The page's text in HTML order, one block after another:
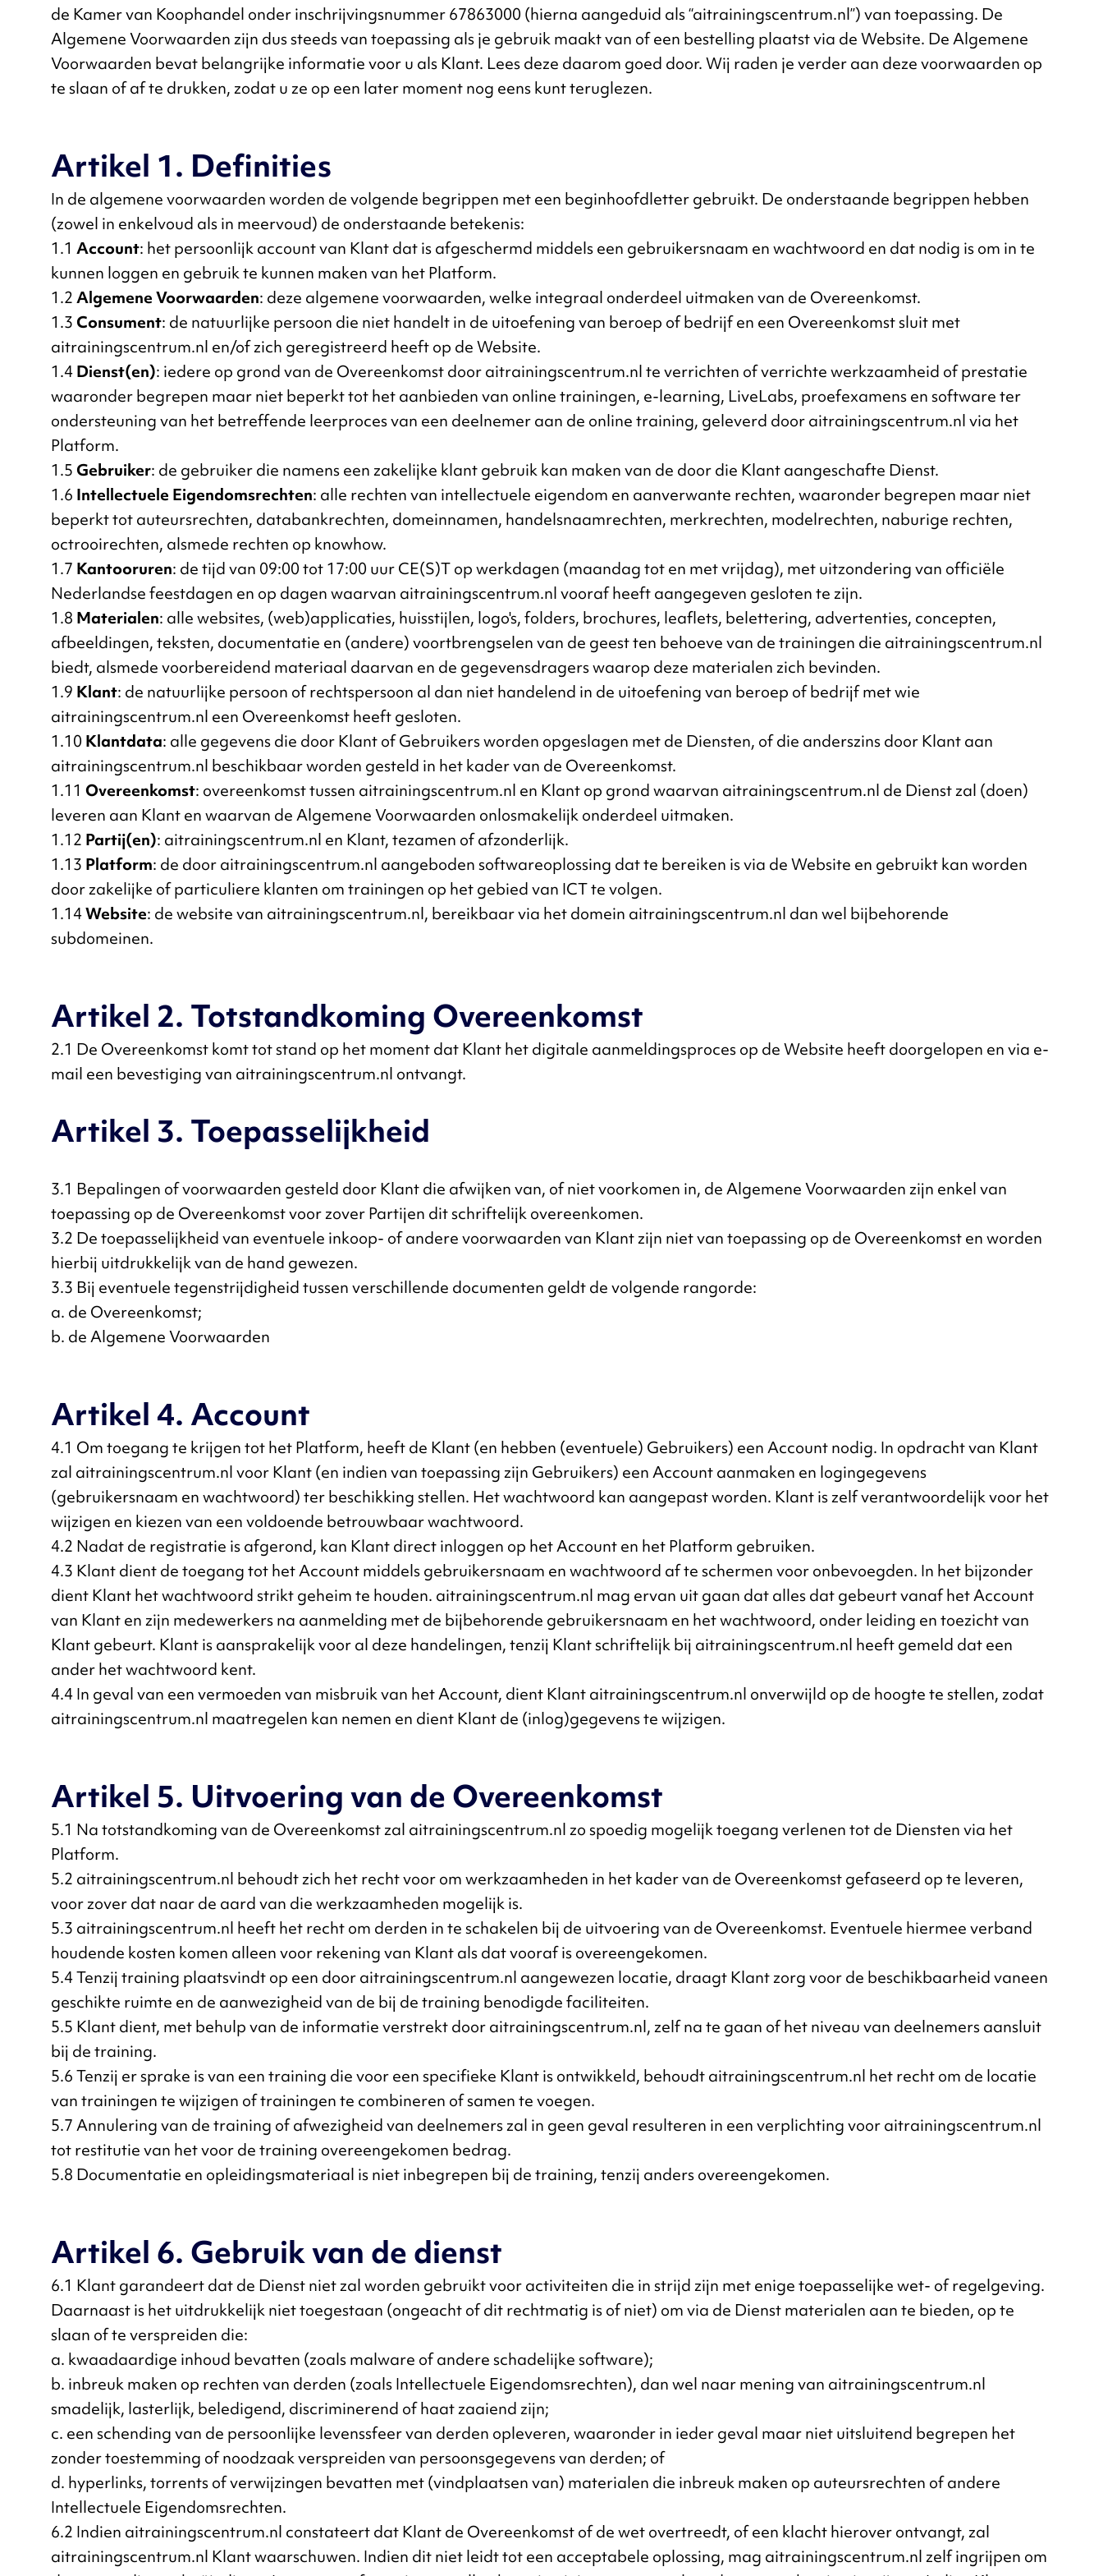
de Kamer van Koophandel onder inschrijvingsnummer 67863000 (hierna aangeduid als “aitrainingscentrum.nl”) van toepassing. De
Algemene Voorwaarden zijn dus steeds van toepassing als je gebruik maakt van of een bestelling plaatst via de Website. De Algemene
Voorwaarden bevat belangrijke informatie voor u als Klant. Lees deze daarom goed door. Wij raden je verder aan deze voorwaarden op
te slaan of af te drukken, zodat u ze op een later moment nog eens kunt teruglezen.
Artikel 1. Definities
In de algemene voorwaarden worden de volgende begrippen met een beginhoofdletter gebruikt. De onderstaande begrippen hebben
(zowel in enkelvoud als in meervoud) de onderstaande betekenis:
1.1 Account: het persoonlijk account van Klant dat is afgeschermd middels een gebruikersnaam en wachtwoord en dat nodig is om in te
kunnen loggen en gebruik te kunnen maken van het Platform.
1.2Algemene Voorwaarden: deze algemene voorwaarden, welke integraal onderdeel uitmaken van de Overeenkomst.
1.3 Consument: de natuurlijke persoon die niet handelt in de uitoefening van beroep of bedrijf en een Overeenkomst sluit met
aitrainingscentrum.nl en/of zich geregistreerd heeft op de Website.
1.4Dienst(en): iedere op grond van de Overeenkomst door aitrainingscentrum.nl te verrichten of verrichte werkzaamheid of prestatie
waaronder begrepen maar niet beperkt tot het aanbieden van online trainingen, e-learning, LiveLabs, proefexamens en software ter
ondersteuning van het betreffende leerproces van een deelnemer aan de online training, geleverd door aitrainingscentrum.nl via het
Platform.
1.5 Gebruiker: de gebruiker die namens een zakelijke klant gebruik kan maken van de door die Klant aangeschafte Dienst.
1.6 Intellectuele Eigendomsrechten: alle rechten van intellectuele eigendom en aanverwante rechten, waaronder begrepen maar niet
beperkt tot auteursrechten, databankrechten, domeinnamen, handelsnaamrechten, merkrechten, modelrechten, naburige rechten,
octrooirechten, alsmede rechten op knowhow.
1.7 Kantooruren: de tijd van 09:00 tot 17:00 uur CE(S)T op werkdagen (maandag tot en met vrijdag), met uitzondering van officiële
Nederlandse feestdagen en op dagen waarvan aitrainingscentrum.nl vooraf heeft aangegeven gesloten te zijn.
1.8 Materialen: alle websites, (web)applicaties, huisstijlen, logo's, folders, brochures, leaflets, belettering, advertenties, concepten,
afbeeldingen, teksten, documentatie en (andere) voortbrengselen van de geest ten behoeve van de trainingen die aitrainingscentrum.nl
biedt, alsmede voorbereidend materiaal daarvan en de gegevensdragers waarop deze materialen zich bevinden.
1.9 Klant: de natuurlijke persoon of rechtspersoon al dan niet handelend in de uitoefening van beroep of bedrijf met wie
aitrainingscentrum.nl een Overeenkomst heeft gesloten.
1.10 Klantdata: alle gegevens die door Klant of Gebruikers worden opgeslagen met de Diensten, of die anderszins door Klant aan
aitrainingscentrum.nl beschikbaar worden gesteld in het kader van de Overeenkomst.
1.11 Overeenkomst: overeenkomst tussen aitrainingscentrum.nl en Klant op grond waarvan aitrainingscentrum.nl de Dienst zal (doen)
leveren aan Klant en waarvan de Algemene Voorwaarden onlosmakelijk onderdeel uitmaken.
1.12 Partij(en): aitrainingscentrum.nl en Klant, tezamen of afzonderlijk.
1.13 Platform: de door aitrainingscentrum.nl aangeboden softwareoplossing dat te bereiken is via de Website en gebruikt kan worden
door zakelijke of particuliere klanten om trainingen op het gebied van ICT te volgen.
1.14Website: de website van aitrainingscentrum.nl, bereikbaar via het domein aitrainingscentrum.nl dan wel bijbehorende
subdomeinen.
Artikel 2. Totstandkoming Overeenkomst
2.1 De Overeenkomst komt tot stand op het moment dat Klant het digitale aanmeldingsproces op de Website heeft doorgelopen en via e-
mail een bevestiging van aitrainingscentrum.nl ontvangt.
Artikel 3. Toepasselijkheid
3.1 Bepalingen of voorwaarden gesteld door Klant die afwijken van, of niet voorkomen in, de Algemene Voorwaarden zijn enkel van
toepassing op de Overeenkomst voor zover Partijen dit schriftelijk overeenkomen.
3.2 De toepasselijkheid van eventuele inkoop- of andere voorwaarden van Klant zijn niet van toepassing op de Overeenkomst en worden
hierbij uitdrukkelijk van de hand gewezen.
3.3 Bij eventuele tegenstrijdigheid tussen verschillende documenten geldt de volgende rangorde:
a. de Overeenkomst;
b. de Algemene Voorwaarden
Artikel 4. Account
4.1 Om toegang te krijgen tot het Platform, heeft de Klant (en hebben (eventuele) Gebruikers) een Account nodig. In opdracht van Klant
zal aitrainingscentrum.nl voor Klant (en indien van toepassing zijn Gebruikers) een Account aanmaken en logingegevens
(gebruikersnaam en wachtwoord) ter beschikking stellen. Het wachtwoord kan aangepast worden. Klant is zelf verantwoordelijk voor het
wijzigen en kiezen van een voldoende betrouwbaar wachtwoord.
4.2 Nadat de registratie is afgerond, kan Klant direct inloggen op het Account en het Platform gebruiken.
4.3 Klant dient de toegang tot het Account middels gebruikersnaam en wachtwoord af te schermen voor onbevoegden. In het bijzonder
dient Klant het wachtwoord strikt geheim te houden. aitrainingscentrum.nl mag ervan uit gaan dat alles dat gebeurt vanaf het Account
van Klant en zijn medewerkers na aanmelding met de bijbehorende gebruikersnaam en het wachtwoord, onder leiding en toezicht van
Klant gebeurt. Klant is aansprakelijk voor al deze handelingen, tenzij Klant schriftelijk bij aitrainingscentrum.nl heeft gemeld dat een
ander het wachtwoord kent.
4.4 In geval van een vermoeden van misbruik van het Account, dient Klant aitrainingscentrum.nl onverwijld op de hoogte te stellen, zodat
aitrainingscentrum.nl maatregelen kan nemen en dient Klant de (inlog)gegevens te wijzigen.
Artikel 5. Uitvoering van de Overeenkomst
5.1 Na totstandkoming van de Overeenkomst zal aitrainingscentrum.nl zo spoedig mogelijk toegang verlenen tot de Diensten via het
Platform.
5.2 aitrainingscentrum.nl behoudt zich het recht voor om werkzaamheden in het kader van de Overeenkomst gefaseerd op te leveren,
voor zover dat naar de aard van die werkzaamheden mogelijk is.
5.3 aitrainingscentrum.nl heeft het recht om derden in te schakelen bij de uitvoering van de Overeenkomst. Eventuele hiermee verband
houdende kosten komen alleen voor rekening van Klant als dat vooraf is overeengekomen.
5.4 Tenzij training plaatsvindt op een door aitrainingscentrum.nl aangewezen locatie, draagt Klant zorg voor de beschikbaarheid vaneen
geschikte ruimte en de aanwezigheid van de bij de training benodigde faciliteiten.
5.5 Klant dient, met behulp van de informatie verstrekt door aitrainingscentrum.nl, zelf na te gaan of het niveau van deelnemers aansluit
bij de training.
5.6 Tenzij er sprake is van een training die voor een specifieke Klant is ontwikkeld, behoudt aitrainingscentrum.nl het recht om de locatie
van trainingen te wijzigen of trainingen te combineren of samen te voegen.
5.7 Annulering van de training of afwezigheid van deelnemers zal in geen geval resulteren in een verplichting voor aitrainingscentrum.nl
tot restitutie van het voor de training overeengekomen bedrag.
5.8 Documentatie en opleidingsmateriaal is niet inbegrepen bij de training, tenzij anders overeengekomen.
Artikel 6. Gebruik van de dienst
6.1 Klant garandeert dat de Dienst niet zal worden gebruikt voor activiteiten die in strijd zijn met enige toepasselijke wet- of regelgeving.
Daarnaast is het uitdrukkelijk niet toegestaan (ongeacht of dit rechtmatig is of niet) om via de Dienst materialen aan te bieden, op te
slaan of te verspreiden die:
a. kwaadaardige inhoud bevatten (zoals malware of andere schadelijke software);
b. inbreuk maken op rechten van derden (zoals Intellectuele Eigendomsrechten), dan wel naar mening van aitrainingscentrum.nl
smadelijk, lasterlijk, beledigend, discriminerend of haat zaaiend zijn;
c. een schending van de persoonlijke levenssfeer van derden opleveren, waaronder in ieder geval maar niet uitsluitend begrepen het
zonder toestemming of noodzaak verspreiden van persoonsgegevens van derden; of
d. hyperlinks, torrents of verwijzingen bevatten met (vindplaatsen van) materialen die inbreuk maken op auteursrechten of andere
Intellectuele Eigendomsrechten.
6.2 Indien aitrainingscentrum.nl constateert dat Klant de Overeenkomst of de wet overtreedt, of een klacht hierover ontvangt, zal
aitrainingscentrum.nl Klant waarschuwen. Indien dit niet leidt tot een acceptabele oplossing, mag aitrainingscentrum.nl zelf ingrijpen om